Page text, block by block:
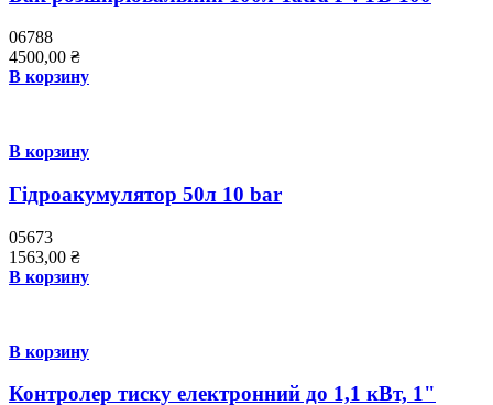
06788
4500,00 ₴
В корзину
В корзину
Гідроакумулятор 50л 10 bar
05673
1563,00 ₴
В корзину
В корзину
Контролер тиску електронний до 1,1 кВт, 1"